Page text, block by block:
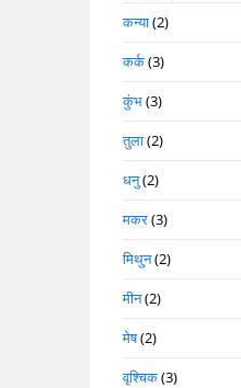
कन्या(2)
कर्क(3)
कुंभ(3)
तुला(2)
धनु(2)
मकर(3)
मिथुन(2)
मीन(2)
मेष(2)
वृश्चिक(3)